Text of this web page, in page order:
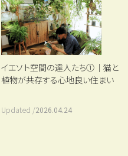
イエソト空間の達人たち①｜猫と
植物が共存する心地良い住まい
Updated /2026.04.24